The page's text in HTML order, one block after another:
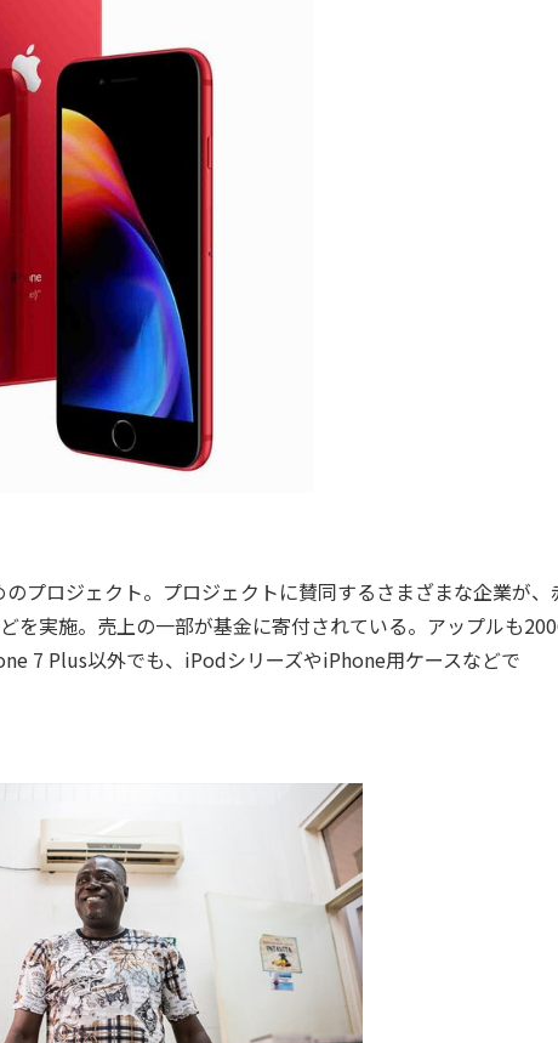
プロジェクト。プロジェクトに賛同するさまざまな企業が、
を実施。売上の一部が基金に寄付されている。アップルも
7 Plus以外でも、iPodシリーズやiPhone用ケースなどで